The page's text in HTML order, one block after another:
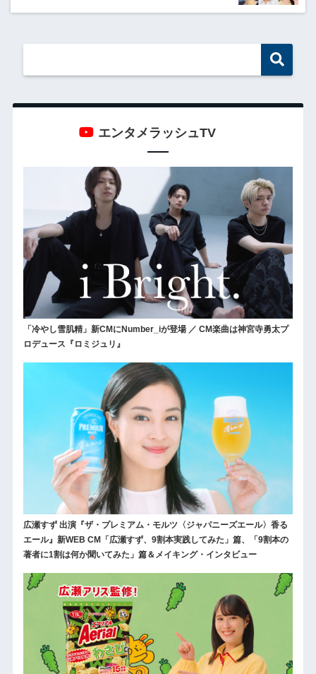
エンタメラッシュTV
「冷やし雪肌精」新CMにNumber_iが登場 ／ CM楽曲は神宮寺勇太プ
ロデュース『ロミジュリ』
広瀬すず 出演『ザ・プレミアム・モルツ〈ジャパニーズエール〉香る
エール』新WEB CM「広瀬すず、9割本実践してみた」篇、「9割本の
著者に1割は何か聞いてみた」篇＆メイキング・インタビュー